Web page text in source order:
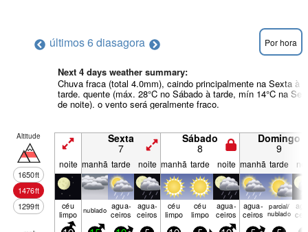
últimos 6 diasagora Por hora
Next 4 days weather summary:
Chuva fraca (total 4.0mm), caindo principalmente na Sexta à
tarde. quente (máx. 28°C no Sábado à tarde, mín 14°C na
de noite). o vento será geralmente fraco.
Altitude
1650ft
1476ft
1299ft
Sexta
7
Sábado
8
Domingo
9
noite manhã tarde noite manhã tarde noite manhã tarde
céu
limpo nubl­ado agua­
ceiros
agua­
ceiros
céu
limpo
céu
limpo
agua­
ceiros
agua­
ceiros
parcial/
nublado